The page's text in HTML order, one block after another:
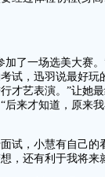
了一场选美大赛。
试，迅羽说最好玩
才艺表演。”让她
来才知道，原来
，小慧有自己的
，还有利于我将来